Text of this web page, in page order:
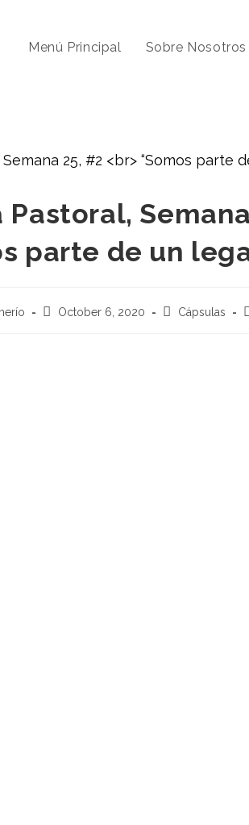
Menú Principal Sobre Nosotros
Pastoral,
parte de un
October 6, 2020 Cápsulas